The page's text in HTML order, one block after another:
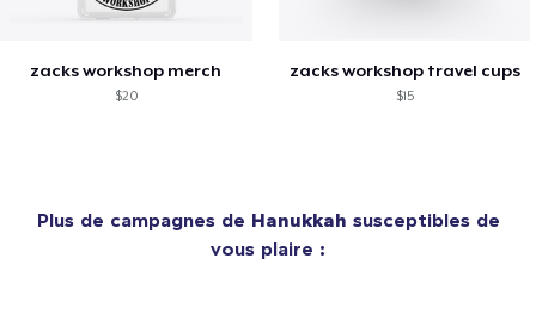
zacks workshop merch
$20
zacks workshop travel cups
$15
Plus de campagnes de Hanukkah susceptibles de
vous plaire :